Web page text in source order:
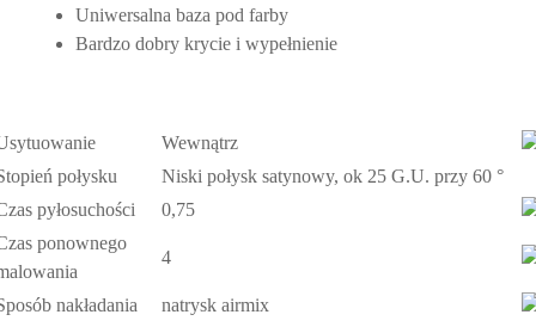
Uniwersalna baza pod farby
Bardzo dobry krycie i wypełnienie
Wewnątrz
połysku
Niski połysk satynowy, ok 25 G.U. przy 60 °
pyłosuchości
0,75
ponownego
4
nakładania
natrysk airmix